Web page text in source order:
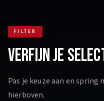
FILTER
VERFIJN JE
Pas je keuze aan en
hierboven.